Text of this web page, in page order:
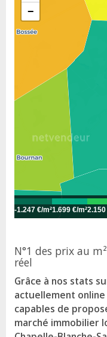
−
-1.247 €/m²1.699 €/m²2.150
N°1 des prix au
réel
Grâce à nos stats
actuellement
capables de
marché immobilier